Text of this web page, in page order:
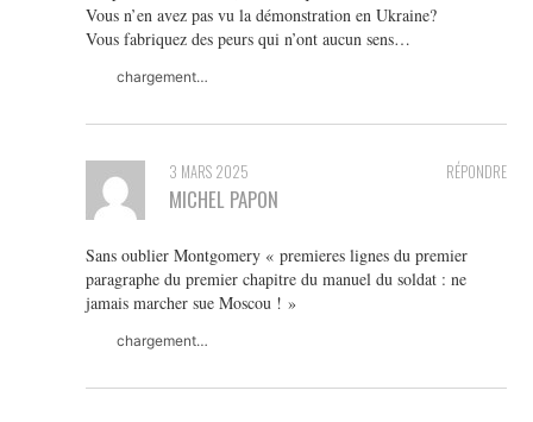
Vous n’en avez pas vu la démonstration en Ukraine?
Vous fabriquez des peurs qui n’ont aucun sens…
chargement…
RÉPONDRE
3 MARS 2025
MICHEL PAPON
Sans oublier Montgomery « premieres lignes du premier
paragraphe du premier chapitre du manuel du soldat : ne
jamais marcher sue Moscou ! »
chargement…